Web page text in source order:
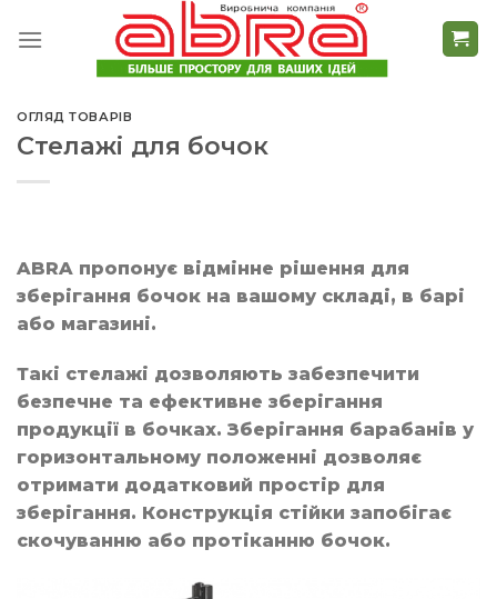
to
ОГЛЯД ТОВАРІВ
Стелажі для бочок
ABRA пропонує відмінне рішення для
зберігання бочок на вашому складі, в барі
або магазині.
Такі стелажі дозволяють забезпечити
безпечне та ефективне зберігання
продукції в бочках. Зберігання барабанів у
горизонтальному положенні дозволяє
отримати додатковий простір для
зберігання. Конструкція стійки запобігає
скочуванню або протіканню бочок.